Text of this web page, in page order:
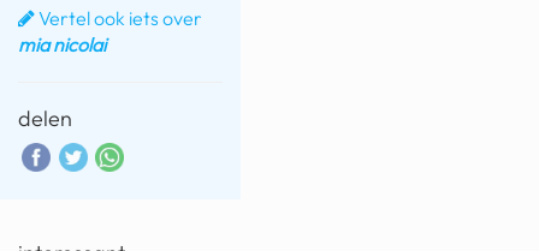
chevrolet mohawk
Vertel ook iets over
mia nicolai
delen